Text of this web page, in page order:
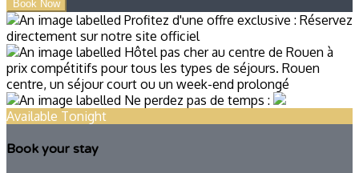
Available Tonight
Book your stay